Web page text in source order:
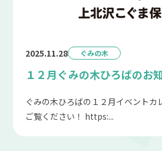
2025.11.28 ぐみの木
１２月ぐみの木ひろばのお
ぐみの木ひろばの１２月イベントカ
ご覧ください！ https:...